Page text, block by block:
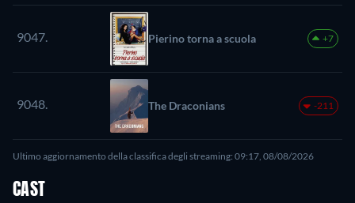
9047. Pierino torna a scuola +7
9048. The Draconians -211
Ultimo aggiornamento della classifica degli streaming: 09:17, 08/08/2026
CAST